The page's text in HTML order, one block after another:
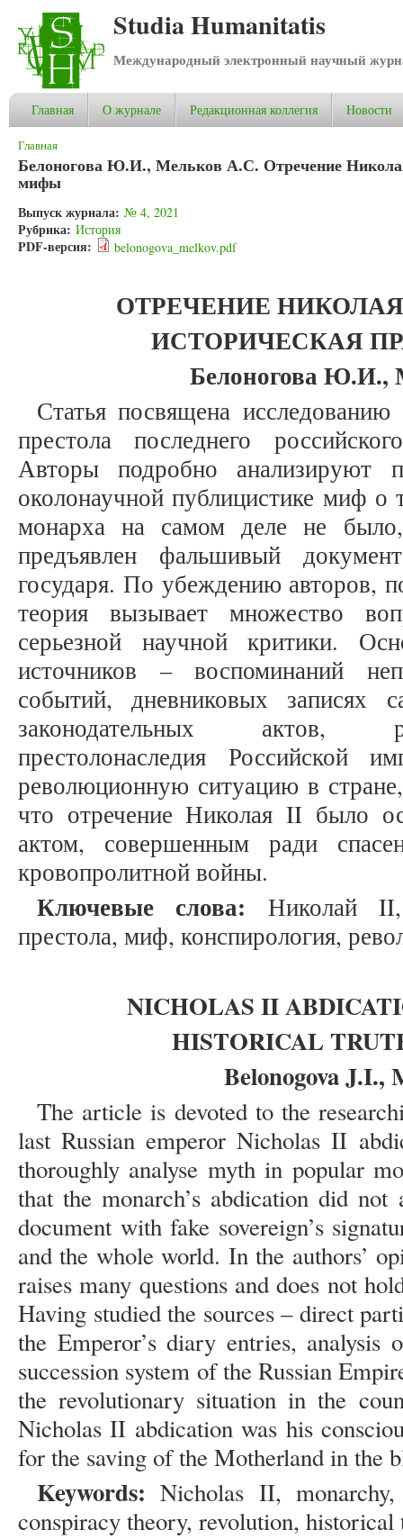
Studia Humanitatis
Международный электронный научный
Главная О журнале Редакционная коллегия Новости
Вы здесь
Главная
Белоногова Ю.И., Мельков А.С. Отречение
мифы
Выпуск журнала: № 4, 2021
Рубрика: История
PDF-версия: belonogova_melkov.pdf
ОТРЕЧЕНИЕ
ИСТОРИЧЕСКАЯ
Белоногова Ю.И.,
Статья посвящена исследованию
престола последнего
Авторы подробно анализируют
околонаучной публицистике миф о
монарха на самом деле не
предъявлен фальшивый
государя. По убеждению авторов,
теория вызывает множество
серьезной научной критики.
источников – воспоминаний
событий, дневниковых записях
законодательных актов,
престолонаследия Российской
революционную ситуацию в
что отречение Николая II было
актом, совершенным ради
кровопролитной войны.
Ключевые слова: Николай II,
престола, миф, конспирология,
NICHOLAS II
HISTORICAL
Belonogova J.I.,
The article is devoted to the
last Russian emperor Nicholas II
thoroughly analyse myth in popular
that the monarch’s abdication did
document with fake sovereign’s
and the whole world. In the authors’
raises many questions and does not
Having studied the sources – direct
the Emperor’s diary entries, analysis
succession system of the Russian
the revolutionary situation in the
Nicholas II abdication was his
for the saving of the Motherland in the
Keywords: Nicholas II,
conspiracy theory, revolution, historical